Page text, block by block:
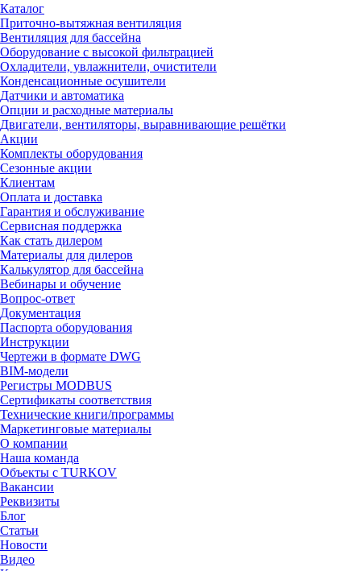
Каталог
Приточно-вытяжная вентиляция
Вентиляция для бассейна
Оборудование с высокой фильтрацией
Охладители, увлажнители, очистители
Конденсационные осушители
Датчики и автоматика
Опции и расходные материалы
Двигатели, вентиляторы, выравнивающие решётки
Акции
Комплекты оборудования
Сезонные акции
Клиентам
Оплата и доставка
Гарантия и обслуживание
Сервисная поддержка
Как стать дилером
Материалы для дилеров
Калькулятор для бассейна
Вебинары и обучение
Вопрос-ответ
Документация
Паспорта оборудования
Инструкции
Чертежи в формате DWG
BIM-модели
Регистры MODBUS
Сертификаты соответствия
Технические книги/программы
Маркетинговые материалы
О компании
Наша команда
Объекты с TURKOV
Вакансии
Реквизиты
Блог
Статьи
Новости
Видео